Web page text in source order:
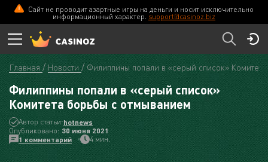
Сайт не проводит азартные игры на деньги и носит исключительно
информационный характер. support@casinoz.biz
Главная Новости Филиппины попали в «серый список»
Филиппины попали в «серый список»
Комитета борьбы с отмыванием
Автор статьи:hotnews
Опубликовано: 30 июня 2021
1 комментарий
4 мин.